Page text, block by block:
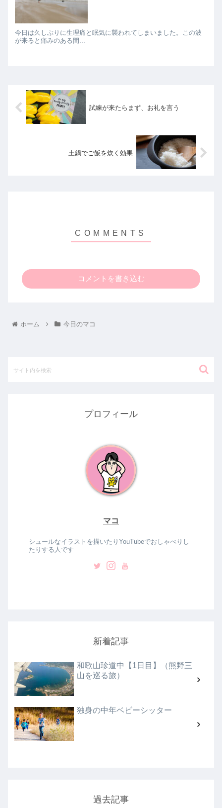
今日は久しぶりに生理痛と眠気に襲われてしまいました。この波
が来ると痛みのある間...
試練が来たらまず、お礼を言う
土鍋でご飯を炊く効果
コメントを書き込む
ホーム 今日のマコ
プロフィール
マコ
シュールなイラストを描いたりYouTubeでおしゃべりし
たりする人です
新着記事
和歌山珍道中【1日目】（熊野三
山を巡る旅）
独身の中年ベビーシッター
過去記事